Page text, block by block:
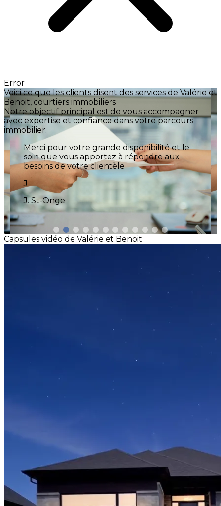
Error
Voici ce que les clients disent des services de Valérie et
Benoit, courtiers immobiliers
Notre objectif principal est de vous accompagner
avec expertise et confiance dans votre parcours
immobilier.
Nous avons ressenti tous ces éléments a
travers votre accompagnement dans notre
projet d'achat d'une maison. Votre écoute
et votre calme sont rassurants. Vos conseils
ont fait la différence. Vous êtes vraiment un
courtier de choix. Notre famille vous est
reconnaissante! Merci! Au prochain projet! :)
Zsuzsa Eros